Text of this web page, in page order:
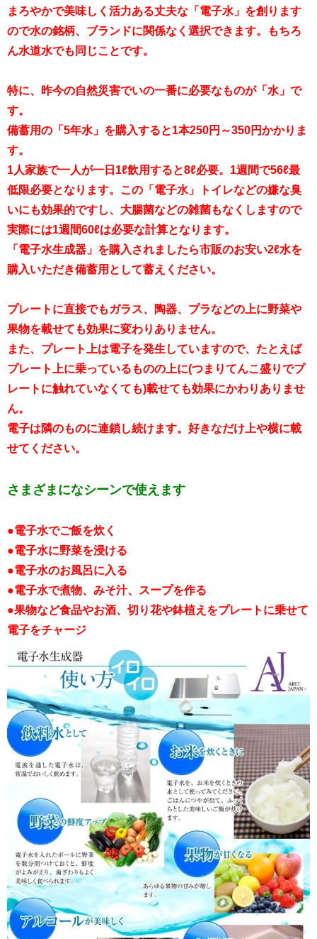
まろやかで美味しく活力ある丈夫な「電子水」を創ります
ので水の銘柄、ブランドに関係なく選択できます。もちろ
ん水道水でも同じことです。
特に、昨今の自然災害でいの一番に必要なものが「水」で
す。
備蓄用の「5年水」を購入すると1本250円～350円かかりま
す。
1人家族で一人が一日1ℓ飲用すると8ℓ必要。1週間で56ℓ最
低限必要となります。この「電子水」トイレなどの嫌な臭
いにも効果的ですし、大腸菌などの雑菌もなくしますので
実際には1週間60ℓは必要な計算となります。
「電子水生成器」を購入されましたら市販のお安い2ℓ水を
購入いただき備蓄用として蓄えください。
プレートに直接でもガラス、陶器、プラなどの上に野菜や
果物を載せても効果に変わりありません。
また、プレート上は電子を発生していますので、たとえば
プレート上に乗っているものの上に(つまりてんこ盛りでプ
レートに触れていなくても)載せても効果にかわりありませ
ん。
電子は隣のものに連鎖し続けます。好きなだけ上や横に載
せてください。
さまざまになシーンで使えます
●電子水でご飯を炊く
●電子水に野菜を浸ける
●電子水のお風呂に入る
●電子水で煮物、みそ汁、スープを作る
●果物など食品やお酒、切り花や鉢植えをプレートに乗せて
電子をチャージ